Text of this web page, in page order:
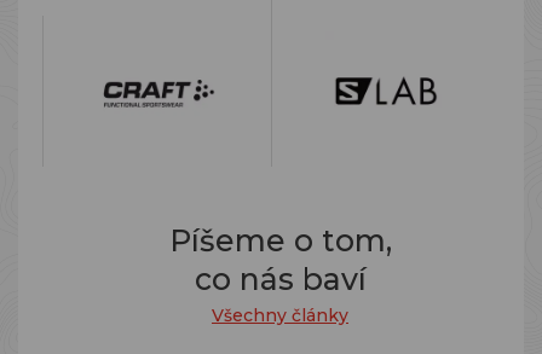
Píšeme o tom,
co nás baví
Všechny články